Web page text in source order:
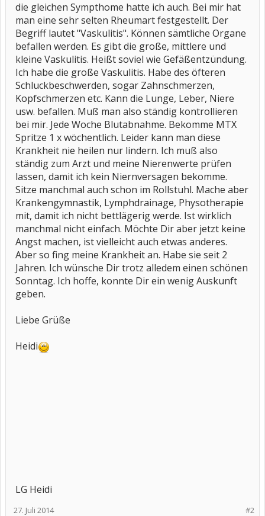
die gleichen Sympthome hatte ich auch. Bei mir hat
man eine sehr selten Rheumart festgestellt. Der
Begriff lautet "Vaskulitis". Können sämtliche Organe
befallen werden. Es gibt die große, mittlere und
kleine Vaskulitis. Heißt soviel wie Gefäßentzündung.
Ich habe die große Vaskulitis. Habe des öfteren
Schluckbeschwerden, sogar Zahnschmerzen,
Kopfschmerzen etc. Kann die Lunge, Leber, Niere
usw. befallen. Muß man also ständig kontrollieren
bei mir. Jede Woche Blutabnahme. Bekomme MTX
Spritze 1 x wöchentlich. Leider kann man diese
Krankheit nie heilen nur lindern. Ich muß also
ständig zum Arzt und meine Nierenwerte prüfen
lassen, damit ich kein Niernversagen bekomme.
Sitze manchmal auch schon im Rollstuhl. Mache aber
Krankengymnastik, Lymphdrainage, Physotherapie
mit, damit ich nicht bettlägerig werde. Ist wirklich
manchmal nicht einfach. Möchte Dir aber jetzt keine
Angst machen, ist vielleicht auch etwas anderes.
Aber so fing meine Krankheit an. Habe sie seit 2
Jahren. Ich wünsche Dir trotz alledem einen schönen
Sonntag. Ich hoffe, konnte Dir ein wenig Auskunft
geben.
Liebe Grüße
Heidi
LG Heidi
#2
27. Juli 2014